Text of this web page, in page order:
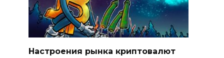
Настроения рынка криптовалют